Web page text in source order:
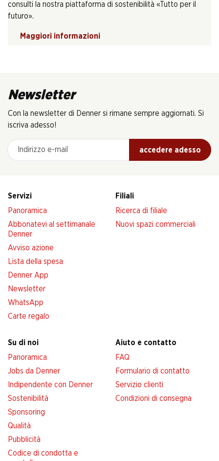
consulti la nostra piattaforma di sostenibilità «Tutto per il
futuro».
Maggiori informazioni
Newsletter
Con la newsletter di Denner si rimane sempre aggiornati. Si
iscriva adesso!
Indirizzo e-mail
accedere adesso
Servizi
Panoramica
Abbonatevi al settimanale
Denner
Avviso azione
Lista della spesa
Denner App
Newsletter
WhatsApp
Carte regalo
Filiali
Ricerca di filiale
Nuovi spazi commerciali
Su di noi
Panoramica
Jobs da Denner
Indipendente con Denner
Sostenibilità
Sponsoring
Qualità
Pubblicità
Codice di condotta e
Aiuto e contatto
FAQ
Formulario di contatto
Servizio clienti
Condizioni di consegna